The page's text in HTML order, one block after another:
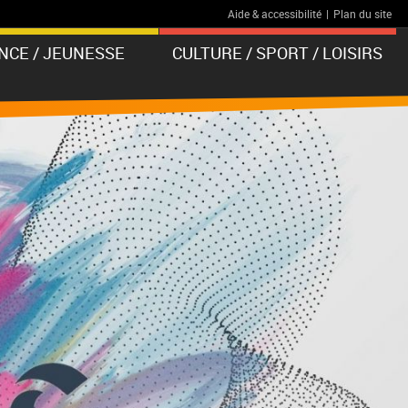
Aide & accessibilité | Plan du site
/ JEUNESSE CULTURE / SPORT / LOISIRS